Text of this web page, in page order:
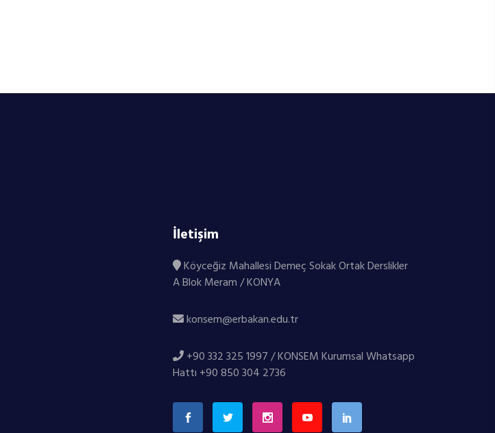
İletişim
Köyceğiz Mahallesi Demeç Sokak Ortak Derslikler
A Blok Meram / KONYA
konsem@erbakan.edu.tr
+90 332 325 1997 / KONSEM Kurumsal Whatsapp
Hattı +90 850 304 2736